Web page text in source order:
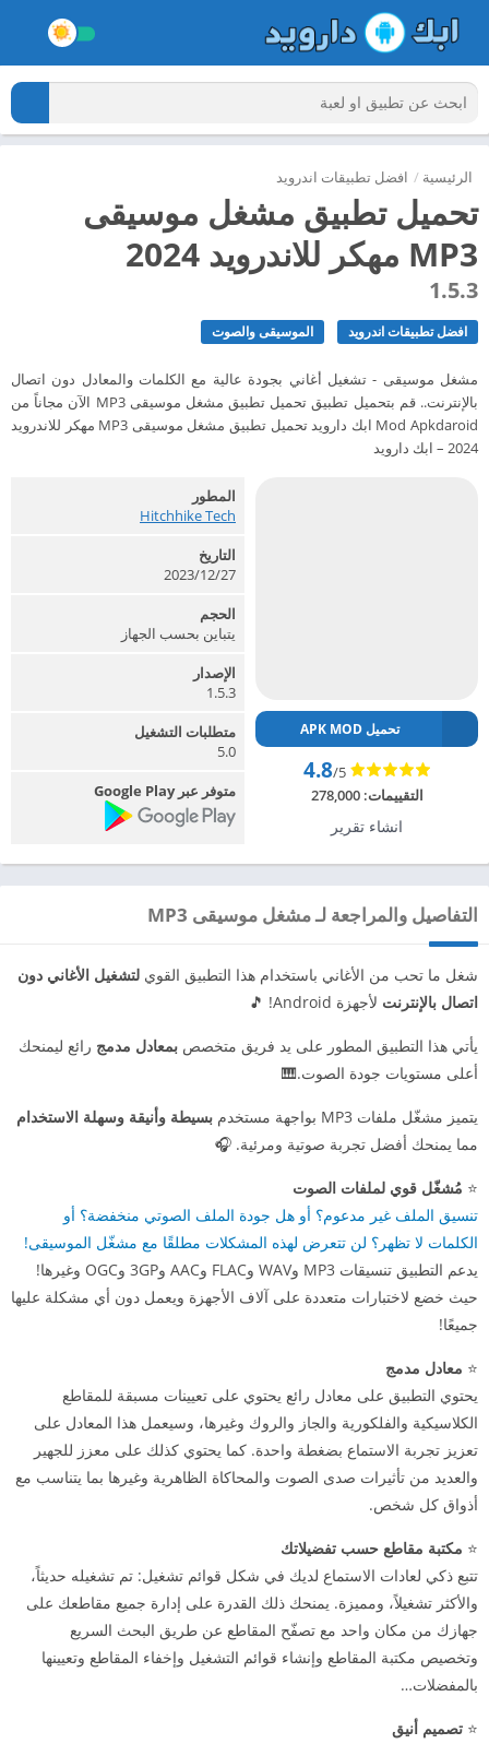
الرئيسية / افضل تطبيقات اندرويد
تحميل تطبيق مشغل موسيقى
MP3 مهكر للاندرويد 2024
1.5.3
افضل تطبيقات اندرويد الموسيقى والصوت
مشغل موسيقى - تشغيل أغاني بجودة عالية مع الكلمات والمعادل دون اتصال
بالإنترنت.. قم بتحميل تطبيق تحميل تطبيق مشغل موسيقى MP3 الآن مجاناً من
Mod Apkdaroid ابك دارويد تحميل تطبيق مشغل موسيقى MP3 مهكر للاندرويد
2024 – ابك دارويد
تحميل APK MOD
4.8/5
التقييمات:278,000
انشاء تقرير
المطور
Hitchhike Tech‏
التاريخ
2023/12/27
الحجم
يتباين بحسب الجهاز
الإصدار
1.5.3
متطلبات التشغيل
5.0
متوفر عبر Google Play
التفاصيل والمراجعة لـ مشغل موسيقى MP3
شغل ما تحب من الأغاني باستخدام هذا التطبيق القوي لتشغيل الأغاني دون
اتصال بالإنترنت لأجهزة Android! 🎵
يأتي هذا التطبيق المطور على يد فريق متخصص بمعادل مدمج رائع ليمنحك
أعلى مستويات جودة الصوت.🎹
يتميز مشغّل ملفات MP3 بواجهة مستخدم
بسيطة وأنيقة وسهلة الاستخدام
مما يمنحك أفضل تجربة صوتية ومرئية. 🎧
⭐️ مُشغّل قوي لملفات الصوت
تنسيق الملف غير مدعوم؟ أو هل جودة الملف الصوتي منخفضة؟ أو
الكلمات لا تظهر؟ لن تتعرض لهذه المشكلات مطلقًا مع مشغّل الموسيقى!
يدعم التطبيق تنسيقات MP3 وWAV وFLAC وAAC و3GP وOGC وغيرها!
حيث خضع لاختبارات متعددة على آلاف الأجهزة ويعمل دون أي مشكلة عليها
جميعًا!
⭐ معادل مدمج
يحتوي التطبيق على معادل رائع يحتوي على تعيينات مسبقة للمقاطع
الكلاسيكية والفلكورية والجاز والروك وغيرها، وسيعمل هذا المعادل على
تعزيز تجربة الاستماع بضغطة واحدة. كما يحتوي كذلك على معزز للجهير
والعديد من تأثيرات صدى الصوت والمحاكاة الظاهرية وغيرها بما يتناسب مع
أذواق كل شخص.
⭐ مكتبة مقاطع حسب تفضيلاتك
تتبع ذكي لعادات الاستماع لديك في شكل قوائم تشغيل: تم تشغيله حديثاً،
والأكثر تشغيلاً، ومميزة. يمنحك ذلك القدرة على إدارة جميع مقاطعك على
جهازك من مكان واحد مع تصفّح المقاطع عن طريق البحث السريع
وتخصيص مكتبة المقاطع وإنشاء قوائم التشغيل وإخفاء المقاطع وتعيينها
بالمفضلات…
⭐️ تصميم أنيق